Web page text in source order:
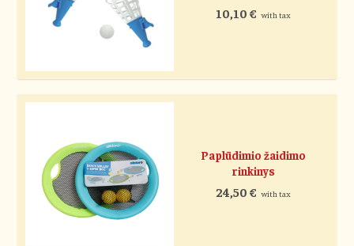
10,10 € with tax
Paplūdimio žaidimo
rinkinys
24,50 € with tax